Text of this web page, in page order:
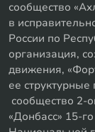
сообщество
в
России по
организация,
движения,
ее
сообщество 2-
«Донбасс» 15-